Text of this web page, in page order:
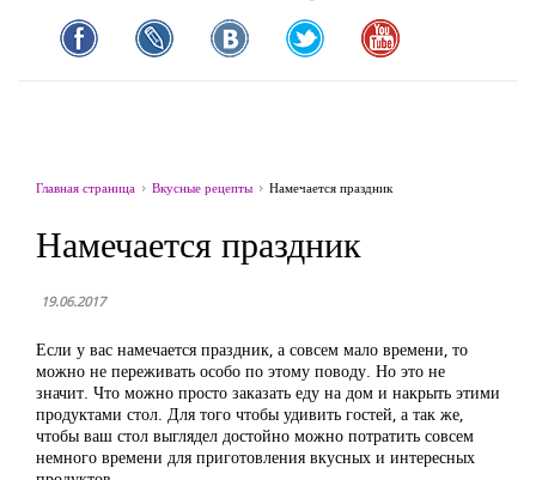
Главная страница Вкусные рецепты Намечается праздник
Намечается праздник
19.06.2017
Если у вас намечается праздник, а совсем мало времени, то
можно не переживать особо по этому поводу. Но это не
значит. Что можно просто заказать еду на дом и накрыть этими
продуктами стол. Для того чтобы удивить гостей, а так же,
чтобы ваш стол выглядел достойно можно потратить совсем
немного времени для приготовления вкусных и интересных